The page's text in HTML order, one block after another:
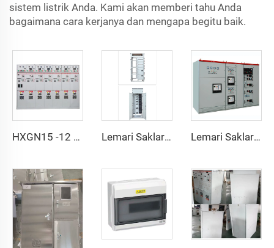
sistem listrik Anda. Kami akan memberi tahu Anda
bagaimana cara kerjanya dan mengapa begitu baik.
HXGN15 -12 AC peralatan saklar tertutup logam Lemari Saklar Tegangan Rendah Tarik GCK Lemari Saklar Tegangan Rendah Tarik GCS